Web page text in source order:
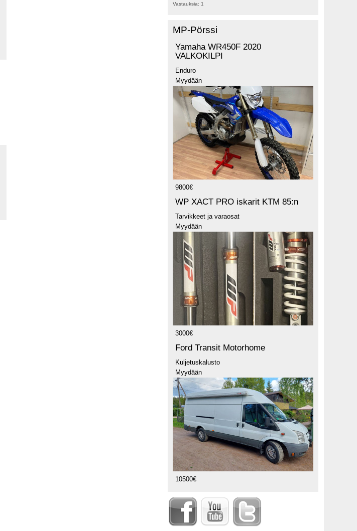
Vastauksia: 1
MP-Pörssi
Yamaha WR450F 2020
VALKOKILPI
Enduro
Myydään
9800€
WP XACT PRO iskarit KTM 85:n
Tarvikkeet ja varaosat
Myydään
3000€
Ford Transit Motorhome
Kuljetuskalusto
Myydään
10500€